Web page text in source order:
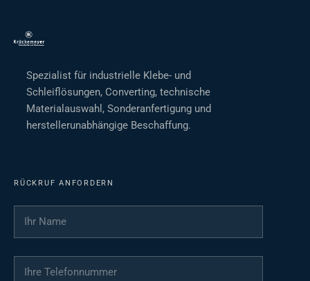
Spezialist für industrielle Klebe- und
Schleiflösungen, Converting, technische
Materialauswahl, Sonderanfertigung und
herstellerunabhängige Beschaffung.
RÜCKRUF ANFORDERN
Ihr Name
Ihre Telefonnummer